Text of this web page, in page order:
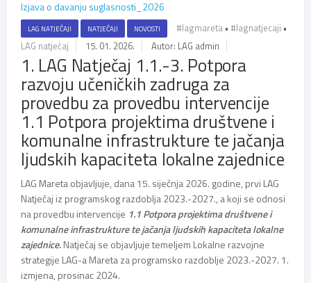
Izjava o davanju suglasnosti_2026
LAG NATJEČAJI NATJEČAJI NOVOSTI #lagmareta • #lagnatjecaji •
LAG natječaj
15. 01. 2026. Autor: LAG admin
1. LAG Natječaj 1.1.-3. Potpora
razvoju učeničkih zadruga za
provedbu za provedbu intervencije
1.1 Potpora projektima društvene i
komunalne infrastrukture te jačanja
ljudskih kapaciteta lokalne zajednice
LAG Mareta objavljuje, dana 15. siječnja 2026. godine, prvi LAG
Natječaj iz programskog razdoblja 2023.-2027., a koji se odnosi
na provedbu intervencije 1.1 Potpora projektima društvene i
komunalne infrastrukture te jačanja ljudskih kapaciteta lokalne
zajednice.Natječaj se objavljuje temeljem Lokalne razvojne
strategije LAG-a Mareta za programsko razdoblje 2023.-2027. 1.
izmjena, prosinac 2024.